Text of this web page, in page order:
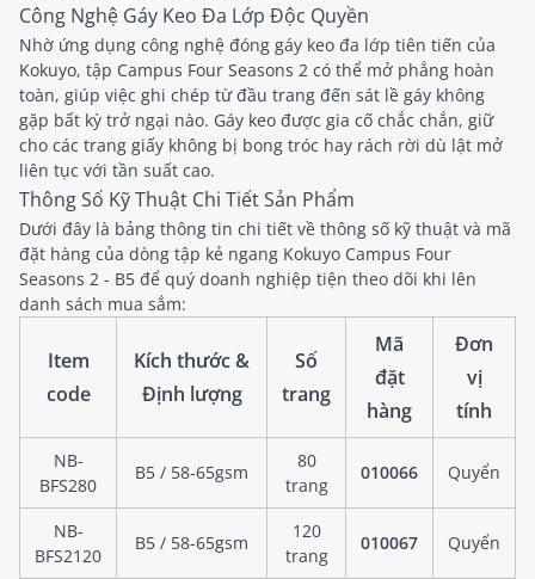
Công Nghệ Gáy Keo Đa Lớp Độc Quyền
Nhờ ứng dụng công nghệ đóng gáy keo đa lớp tiên tiến của
Kokuyo, tập Campus Four Seasons 2 có thể mở phẳng hoàn
toàn, giúp việc ghi chép từ đầu trang đến sát lề gáy không
gặp bất kỳ trở ngại nào. Gáy keo được gia cố chắc chắn, giữ
cho các trang giấy không bị bong tróc hay rách rời dù lật mở
liên tục với tần suất cao.
Thông Số Kỹ Thuật Chi Tiết Sản Phẩm
Dưới đây là bảng thông tin chi tiết về thông số kỹ thuật và mã
đặt hàng của dòng tập kẻ ngang Kokuyo Campus Four
Seasons 2 - B5 để quý doanh nghiệp tiện theo dõi khi lên
danh sách mua sắm:
Item
code
Kích thước &
Định lượng
Số
trang
Mã
đặt
hàng
Đơn
vị
tính
NB-
BFS280
B5 / 58-65gsm
80
trang
010066 Quyển
NB-
BFS2120
B5 / 58-65gsm
120
trang
010067 Quyển